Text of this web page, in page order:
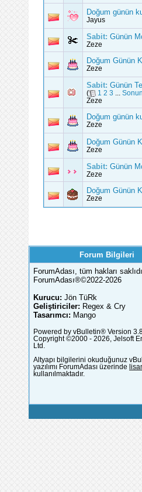
Doğum günün
Jayus
Sabit: Günün
Zeze
Doğum Günün
Zeze
Sabit: Günün
( 1 2 3
Zeze
Doğum günün
Zeze
Doğum Günün
Zeze
Sabit: Günün
Zeze
Doğum Günün
Zeze
Forum Bilgileri
ForumAdası, tüm hakları
ForumAdası®©2022-2026
Kurucu: Jön TüRk
Geliştiriciler: Regex & Cry
Tasarımcı: Mango
Powered by vBulletin® Version
Copyright ©2000 - 2026, Jelsoft
Ltd.
Altyapı bilgilerini okuduğunuz
yazılımı ForumAdası üzerinde
kullanılmaktadır.